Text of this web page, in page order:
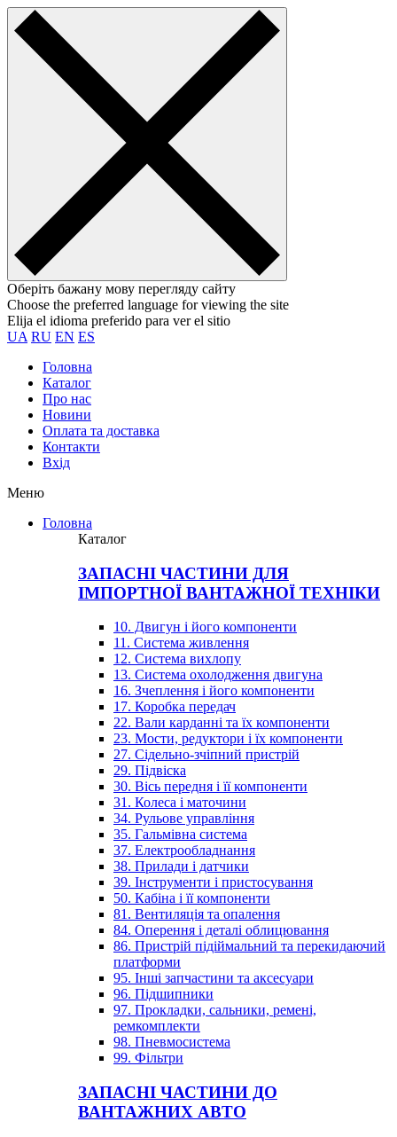
Оберіть бажану мову перегляду сайту
Choose the preferred language for viewing the site
Elija el idioma preferido para ver el sitio
UA RU EN ES
Головна
Каталог
Про нас
Новини
Оплата та доставка
Контакти
Вхiд
Меню
Головна
Каталог
ЗАПАСНІ ЧАСТИНИ ДЛЯ
ІМПОРТНОЇ ВАНТАЖНОЇ ТЕХНІКИ
10. Двигун і його компоненти
11. Система живлення
12. Система вихлопу
13. Система охолодження двигуна
16. Зчеплення і його компоненти
17. Коробка передач
22. Вали карданні та їх компоненти
23. Мости, редуктори і їх компоненти
27. Сідельно-зчіпний пристрій
29. Підвіска
30. Вісь передня і її компоненти
31. Колеса і маточини
34. Рульове управління
35. Гальмівна система
37. Електрообладнання
38. Прилади і датчики
39. Інструменти і пристосування
50. Кабіна і її компоненти
81. Вентиляція та опалення
84. Оперення і деталі облицювання
86. Пристрій підіймальний та перекидаючий
платформи
95. Інші запчастини та аксесуари
96. Підшипники
97. Прокладки, сальники, ремені,
ремкомплекти
98. Пневмосистема
99. Фільтри
ЗАПАСНІ ЧАСТИНИ ДО
ВАНТАЖНИХ АВТО